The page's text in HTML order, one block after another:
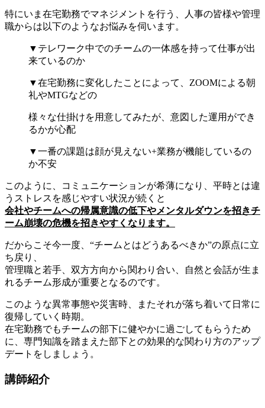
特にいま在宅勤務でマネジメントを行う、人事の皆様や管理
職からは以下のようなお悩みを伺います。
▼テレワーク中でのチームの一体感を持って仕事が出
来ているのか
▼在宅勤務に変化したことによって、ZOOMによる朝
礼やMTGなどの
様々な仕掛けを用意してみたが、意図した運用ができ
るかが心配
▼一番の課題は顔が見えない+業務が機能しているの
か不安
このように、コミュニケーションが希薄になり、平時とは違
うストレスを感じやすい状況が続くと
会社やチームへの帰属意識の低下やメンタルダウンを招きチ
ーム崩壊の危機を招きやすくなります。
だからこそ今一度、“チームとはどうあるべきか”の原点に立
ち戻り、
管理職と若手、双方方向から関わり合い、自然と会話が生ま
れるチーム形成が重要となるのです。
このような異常事態や災害時、またそれが落ち着いて日常に
復帰していく時期。
在宅勤務でもチームの部下に健やかに過ごしてもらうため
に、専門知識を踏まえた部下との効果的な関わり方のアップ
デートをしましょう。
講師紹介